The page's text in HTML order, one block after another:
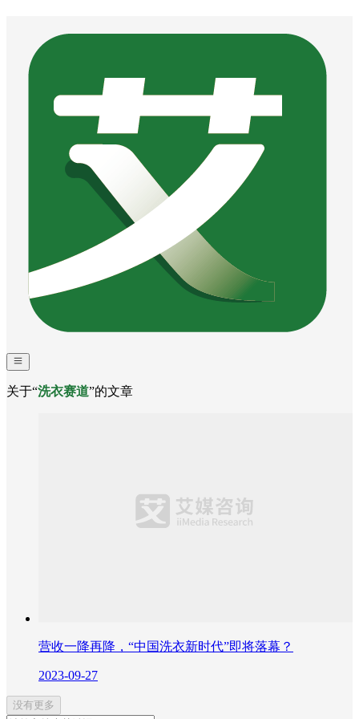
关于“洗衣赛道”的文章
营收一降再降，“中国洗衣新时代”即将落幕？
2023-09-27
没有更多